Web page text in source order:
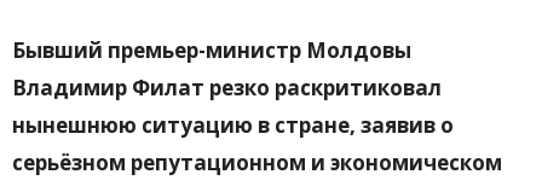
Бывший премьер-министр Молдовы
Владимир Филат резко раскритиковал
нынешнюю ситуацию в стране, заявив о
серьёзном репутационном и экономическом